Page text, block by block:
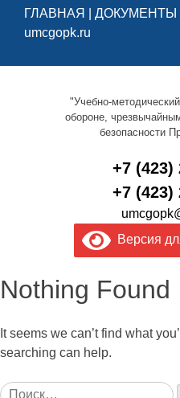
ГЛАВНАЯ ДОКУМЕНТЫ
umcgopk.ru
"Учебно-
обороне,
безопасности
+7 (423)
+7 (423)
Версия
Nothing Found
It seems we can’t find what
searching can help.
Найти: